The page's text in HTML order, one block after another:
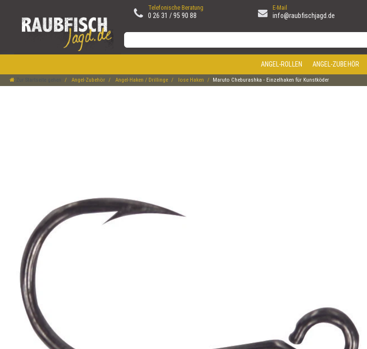
Telefonische Beratung
0 26 31 / 95 90 88
E-Mail
info@raubfischjagd.de
ANGEL-ROLLEN ANGEL-ZUBEHÖR
Zur Startseite gehen Angel-Zubehör Angel-Haken / Drillinge lose Haken Maruto Cheburashka - Einzelhaken für Kunstköder